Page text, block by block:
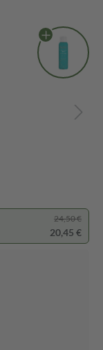
24,50 €
20,45 €